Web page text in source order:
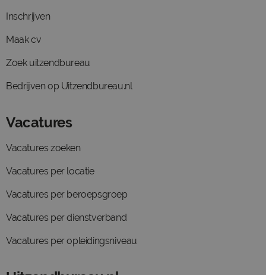
Inschrijven
Maak cv
Zoek uitzendbureau
Bedrijven op Uitzendbureau.nl
Vacatures
Vacatures zoeken
Vacatures per locatie
Vacatures per beroepsgroep
Vacatures per dienstverband
Vacatures per opleidingsniveau